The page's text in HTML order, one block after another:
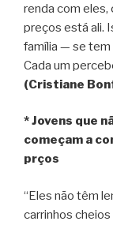
renda com eles,
preços está ali.
família — se tem
Cada um
(Cristiane
* Jovens que
começam a
prços
“Eles não têm
carrinhos